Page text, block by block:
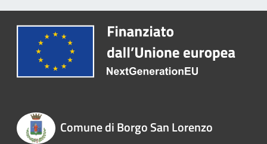
Comune di Borgo San Lorenzo